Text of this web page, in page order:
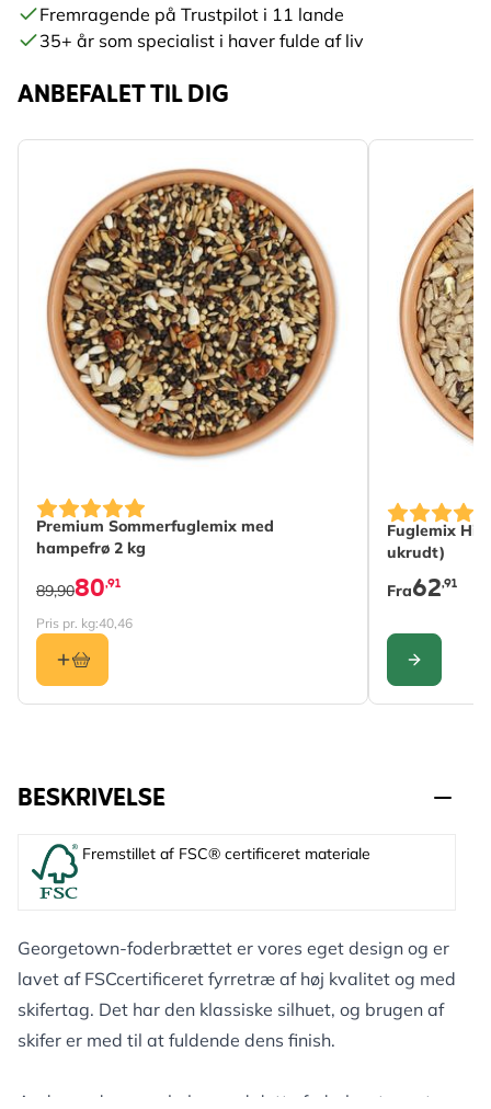
Fremragende på Trustpilot i 11 lande
35+ år som specialist i haver fulde af liv
ANBEFALET TIL DIG
Premium Sommerfuglemix med
hampefrø 2 kg
80,91
89,90
Pris pr. kg:40,46
Fuglemix Hi-
ukrudt)
The price
Fra62,91
KONFIGURER
BESKRIVELSE
Fremstillet af FSC® certificeret materiale
Georgetown-foderbrættet er vores eget design og er
lavet af FSCcertificeret fyrretræ af høj kvalitet og med
skifertag. Det har den klassiske silhuet, og brugen af
skifer er med til at fuldende dens finish.
Andre gode egenskaber ved dette foderbræt er, at